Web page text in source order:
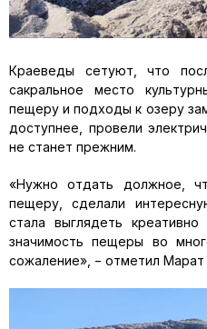
Краеведы сетуют, что
сакральное место
пещеру и подходы к озеру
доступнее, провели
не станет прежним.
«Нужно отдать должное,
пещеру, сделали
стала выглядеть
значимость пещеры во
сожаление», − отметил Марат